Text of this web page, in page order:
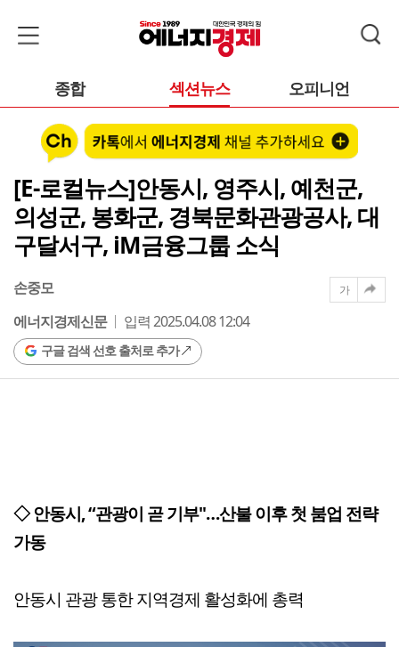
종합 섹션뉴스 오피니언
[E-로컬뉴스]안동시, 영주시, 예천군,
의성군, 봉화군, 경북문화관광공사, 대
구달서구, iM금융그룹 소식
손중모
에너지경제신문
입력 2025.04.08 12:04
구글 검색 선호 출처로 추가
가
◇ 안동시, “관광이 곧 기부"…산불 이후 첫 붐업 전략
가동
안동시 관광 통한 지역경제 활성화에 총력